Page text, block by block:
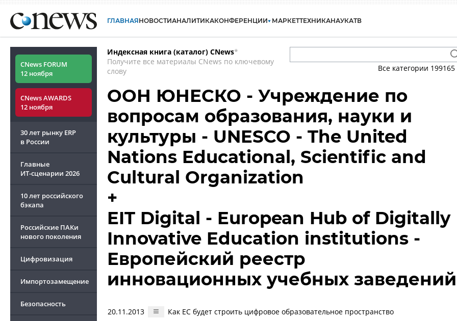
ГЛАВНАЯНОВОСТИАНАЛИТИКАКОНФЕРЕНЦИИ МАРКЕТТЕХНИКАНАУКАТВ
CNews FORUM
12 ноября
CNews AWARDS
12 ноября
30 лет рынку ERP
в России
Главные
ИТ-сценарии 2026
10 лет российского
бэкапа
Российские ПАКи
нового поколения
Цифровизация
Импортозамещение
Безопасность
Индексная книга (каталог) CNews*
Получите все материалы CNews по ключевому
слову
Все категории 199165
ООН ЮНЕСКО - Учреждение по
вопросам образования, науки и
культуры - UNESCO - The United
Nations Educational, Scientific and
Cultural Organization
+
EIT Digital - European Hub of Digitally
Innovative Education institutions -
Европейский реестр
инновационных учебных заведений
20.11.2013 Как ЕС будет строить цифровое образовательное пространство